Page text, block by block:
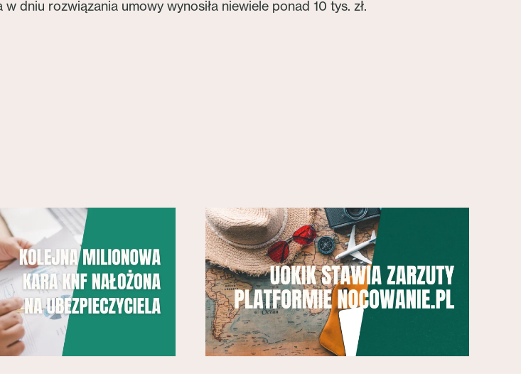
rozwiązania umowy wynosiła niewiele ponad 10 tys. zł.